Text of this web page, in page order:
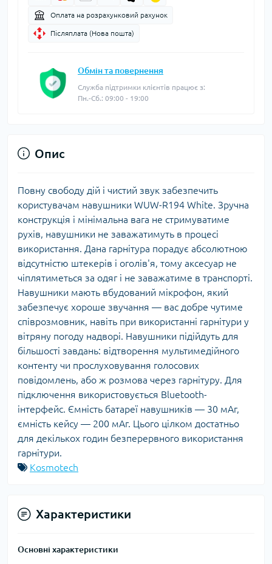
Оплата на розрахунковий рахунок
Післяплата (Нова пошта)
Обмін та повернення
Служба підтримки клієнтів працює з:
Пн.-Сб.: 09:00 - 19:00
Опис
Повну свободу дій і чистий звук забезпечить
користувачам навушники WUW-R194 White. Зручна
конструкція і мінімальна вага не стримуватиме
рухів, навушники не заважатимуть в процесі
використання. Дана гарнітура порадує абсолютною
відсутністю штекерів і оголів'я, тому аксесуар не
чіплятиметься за одяг і не заважатиме в транспорті.
Навушники мають вбудований мікрофон, який
забезпечує хороше звучання — вас добре чутиме
співрозмовник, навіть при використанні гарнітури у
вітряну погоду надворі. Навушники підійдуть для
більшості завдань: відтворення мультимедійного
контенту чи прослуховування голосових
повідомлень, або ж розмова через гарнітуру. Для
підключення використовується Bluetooth-
інтерфейс. Ємність батареї навушників — 30 мАг,
ємність кейсу — 200 мАг. Цього цілком достатньо
для декількох годин безперервного використання
гарнітури.
Kosmotech
Характеристики
Основні характеристики